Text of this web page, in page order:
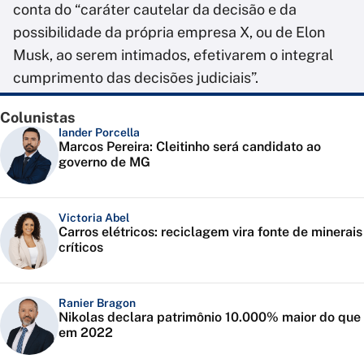
conta do “caráter cautelar da decisão e da
possibilidade da própria empresa X, ou de Elon
Musk, ao serem intimados, efetivarem o integral
cumprimento das decisões judiciais”.
Colunistas
Iander Porcella
Marcos Pereira: Cleitinho será candidato ao
governo de MG
Victoria Abel
Carros elétricos: reciclagem vira fonte de minerais
críticos
Ranier Bragon
Nikolas declara patrimônio 10.000% maior do que
em 2022